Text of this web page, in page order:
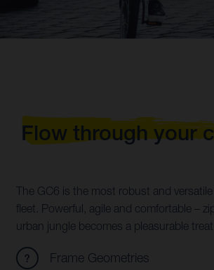
Flow through your
The GC6 is the most robust and
fleet. Powerful, agile and comfortable –
urban jungle becomes a pleasurable treat.
Frame Geometries